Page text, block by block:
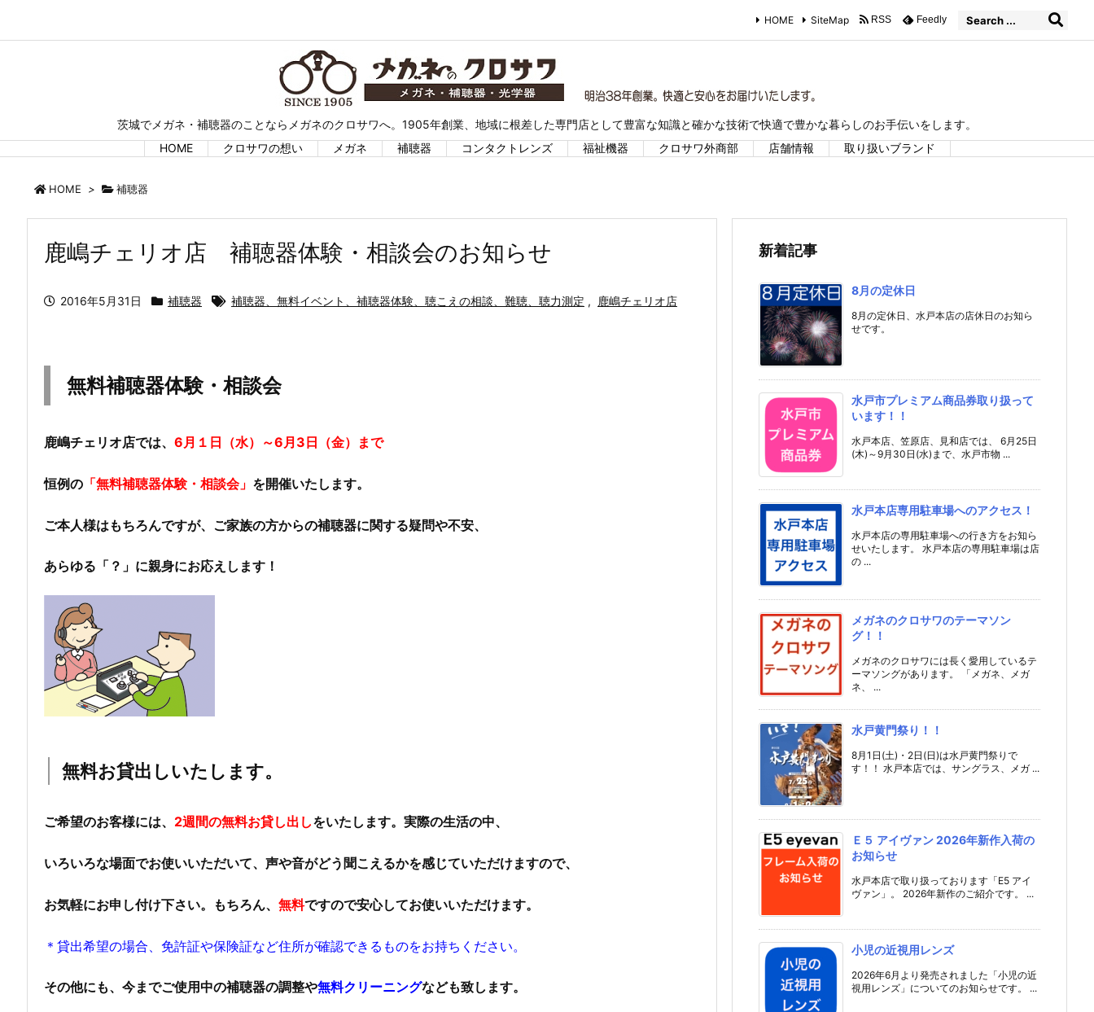
茨城でメガネ・補聴器のことならメガネのクロサワへ。1905年創業、地域に根差した専門店として豊富な知識と確かな技術で快適で豊かな暮らしのお手伝いをします。
HOME
クロサワの想い メガネ 補聴器 コンタクトレンズ 福祉機器 クロサワ外商部 店舗情報 取り扱いブランド
HOME SiteMap RSS Feedly
HOME > 補聴器
鹿嶋チェリオ店 補聴器体験・相談会のお知らせ
2016年5月31日 補聴器 補聴器、無料イベント、補聴器体験、聴こえの相談、難聴、聴力測定 , 鹿嶋チェリオ店
無料補聴器体験・相談会
鹿嶋チェリオ店では、 6月１日（水）～6月3日（金）まで
恒例の 「無料補聴器体験・相談会」 を開催いたします。
ご本人様はもちろんですが、ご家族の方からの補聴器に関する疑問や不安、
あらゆる「？」に親身にお応えします！
無料お貸出しいたします。
ご希望のお客様には、 2週間の無料お貸し出しをいたします。実際の生活の中、
いろいろな場面でお使いいただいて、声や音がどう聞こえるかを感じていただけますので、
お気軽にお申し付け下さい。もちろん、 無料ですので安心してお使いいただけます。
＊貸出希望の場合、免許証や保険証など住所が確認できるものをお持ちください。
その他にも、今までご使用中の補聴器の調整や無料クリーニングなども致します。
新着記事
8月の定休日
8月の定休日、水戸本店の店休日のお知ら
せです。
水戸市プレミアム商品券取り扱って
います！！
水戸本店、笠原店、見和店では、 6月25日
(木)～9月30日(水)まで、水戸市物 ...
水戸本店専用駐車場へのアクセス！
水戸本店の専用駐車場への行き方をお知ら
せいたします。 水戸本店の専用駐車場は店
の ...
メガネのクロサワのテーマソン
グ！！
メガネのクロサワには長く愛用しているテ
ーマソングがあります。 「メガネ、メガ
ネ、 ...
水戸黄門祭り！！
8月1日(土)・2日(日)は水戸黄門祭りで
す！！ 水戸本店では、サングラス、メガ ...
Ｅ５ アイヴァン 2026年新作入荷の
お知らせ
水戸本店で取り扱っております「E5 アイ
ヴァン」。 2026年新作のご紹介です。 ...
小児の近視用レンズ
2026年6月より発売されました「小児の近
視用レンズ」についてのお知らせです。 ...